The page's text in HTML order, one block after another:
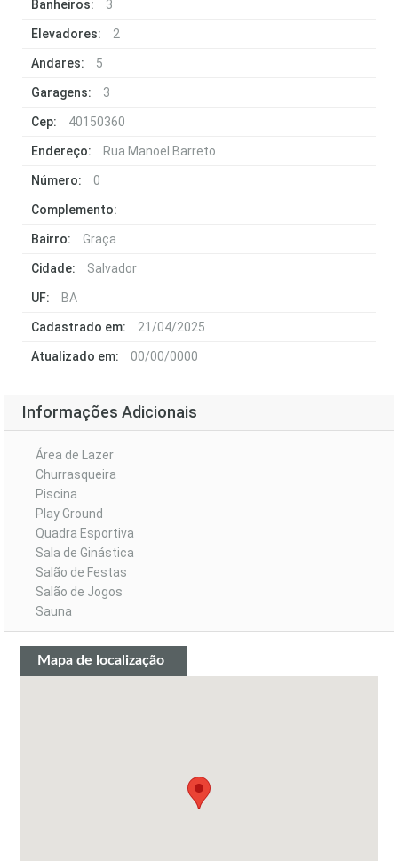
Banheiros: 3
Elevadores: 2
Andares: 5
Garagens: 3
Cep: 40150360
Endereço: Rua Manoel Barreto
Número: 0
Complemento:
Bairro: Graça
Cidade: Salvador
UF: BA
Cadastrado em: 21/04/2025
Atualizado em: 00/00/0000
Informações Adicionais
Área de Lazer
Churrasqueira
Piscina
Play Ground
Quadra Esportiva
Sala de Ginástica
Salão de Festas
Salão de Jogos
Sauna
Mapa de localização